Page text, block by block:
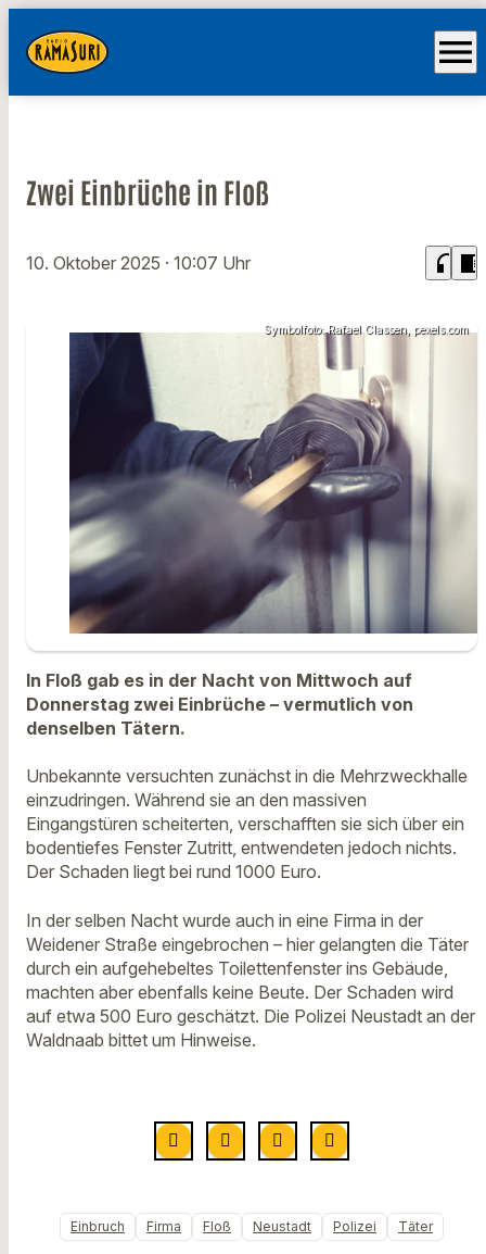
menu
Zwei Einbrüche in Floß
10. Oktober 2025 · 10:07 Uhr headphones chrome_reader_mode
Symbolfoto: Rafael Classen, pexels.com
In Floß gab es in der Nacht von Mittwoch auf
Donnerstag zwei Einbrüche – vermutlich von
denselben Tätern.
Unbekannte versuchten zunächst in die Mehrzweckhalle
einzudringen. Während sie an den massiven
Eingangstüren scheiterten, verschafften sie sich über ein
bodentiefes Fenster Zutritt, entwendeten jedoch nichts.
Der Schaden liegt bei rund 1000 Euro.
In der selben Nacht wurde auch in eine Firma in der
Weidener Straße eingebrochen – hier gelangten die Täter
durch ein aufgehebeltes Toilettenfenster ins Gebäude,
machten aber ebenfalls keine Beute. Der Schaden wird
auf etwa 500 Euro geschätzt. Die Polizei Neustadt an der
Waldnaab bittet um Hinweise.
Einbruch Firma Floß Neustadt Polizei Täter